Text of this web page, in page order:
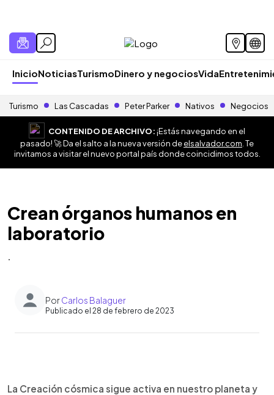
InicioNoticiasTurismoDinero y negociosVida
Turismo Las Cascadas Peter Parker Nativos Negocios
CONTENIDO DE ARCHIVO:¡Estás navegando en el
pasado! 🚀 Da el salto a la nueva versión deelsalvador.com . Te
invitamos a visitar el nuevo portal país donde coincidimos todos.
Crean órganos humanos en
laboratorio
.
PorCarlos Balaguer
Publicado el 28 de febrero de 2023
Escuchar artículo
La Creación cósmica sigue activa en nuestro planeta y